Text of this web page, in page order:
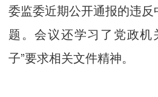
委监委近期公开通报的违
题。会议还学习了党政机
子”要求相关文件精神。